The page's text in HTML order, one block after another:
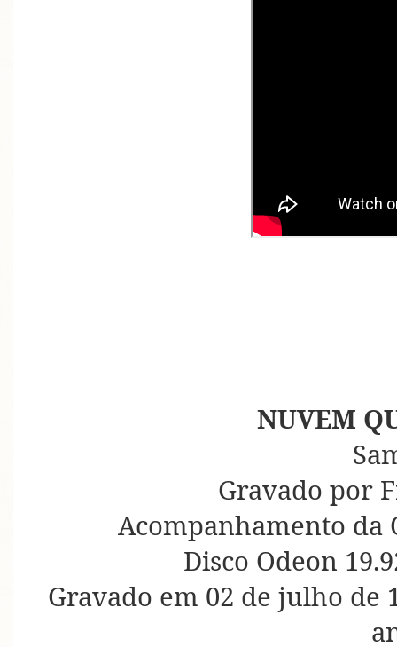
NUVEM
Gravado por
Acompanhamento da
Disco Odeon
Gravado em 02 de julho de